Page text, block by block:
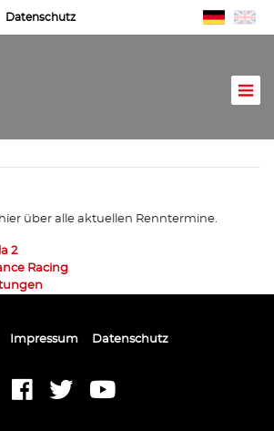
Datenschutz
über alle aktuellen Renntermine.
2
Racing
Impressum Datenschutz